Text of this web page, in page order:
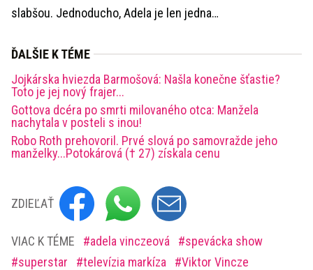
slabšou. Jednoducho, Adela je len jedna…
ĎALŠIE K TÉME
Jojkárska hviezda Barmošová: Našla konečne šťastie?
Toto je jej nový frajer...
Gottova dcéra po smrti milovaného otca: Manžela
nachytala v posteli s inou!
Robo Roth prehovoril. Prvé slová po samovražde jeho
manželky...Potokárová († 27) získala cenu
ZDIEĽAŤ
VIAC K TÉME adela vinczeová
spevácka show
superstar
televízia markíza Viktor Vincze